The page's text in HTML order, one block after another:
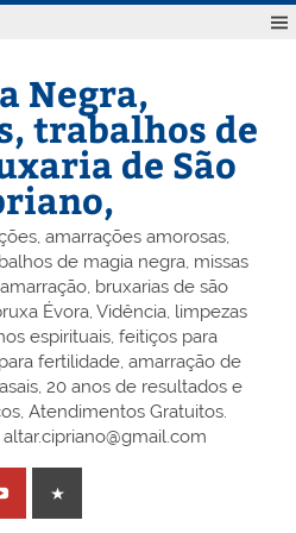
Negra,
trabalhos de
de São
amarrações amorosas,
de magia negra, missas
bruxarias de são
Évora, Vidência, limpezas
espirituais, feitiços para
fertilidade, amarração de
20 anos de resultados e
Atendimentos Gratuitos.